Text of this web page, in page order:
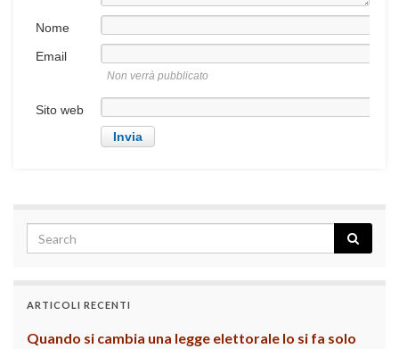
Nome
Email
Non verrà pubblicato
Sito web
ARTICOLI RECENTI
Quando si cambia una legge elettorale lo si fa solo